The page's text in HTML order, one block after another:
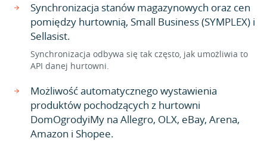
Synchronizacja stanów magazynowych oraz cen
pomiędzy hurtownią, Small Business (SYMPLEX) i
Sellasist.
Synchronizacja odbywa się tak często, jak umożliwia to
API danej hurtowni.
Możliwość automatycznego wystawienia
produktów pochodzących z hurtowni
DomOgrodyiMy na Allegro, OLX, eBay, Arena,
Amazon i Shopee.